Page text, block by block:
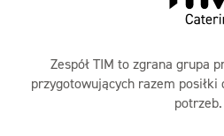
Zespół TIM to zgrana grupa
przygotowujących razem posiłki
potrzeb.